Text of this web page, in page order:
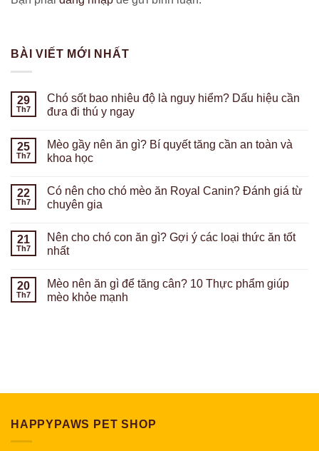
BÀI VIẾT MỚI NHẤT
29
Th7
Chó sốt bao nhiêu độ là nguy hiểm? Dấu hiệu cần
đưa đi thú y ngay
25
Th7
Mèo gầy nên ăn gì? Bí quyết tăng cần an toàn và
khoa học
22
Th7
Có nên cho chó mèo ăn Royal Canin? Đánh giá từ
chuyên gia
21
Th7
Nên cho chó con ăn gì? Gợi ý các loại thức ăn tốt
nhất
20
Th7
Mèo nên ăn gì để tăng cân? 10 Thực phẩm giúp
mèo khỏe mạnh
HAPPYPAWS PET SHOP